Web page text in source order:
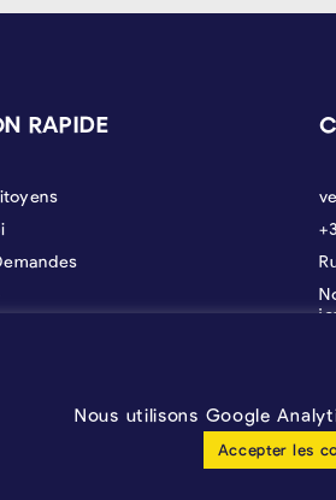
RAPIDE
Nous utilisons Google
Accepter les